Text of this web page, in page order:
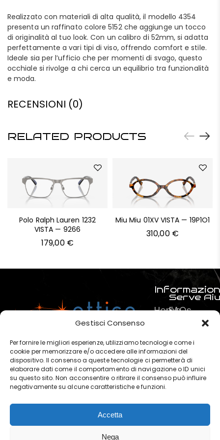
Gestisci Consenso
Per fornire le migliori esperienze, utilizziamo tecnologie come i
cookie per memorizzare e/o accedere alle informazioni del
dispositivo. Il consenso a queste tecnologie ci permetterà di
elaborare dati come il comportamento di navigazione o ID unici
su questo sito. Non acconsentire o ritirare il consenso può influire
negativamente su alcune caratteristiche e funzioni.
Accetta
Nega
Realizzato con materiali di alta qualità, il modello 4354
presenta un raffinato colore 5152 che aggiunge un tocco
di originalità al tuo look. Con un calibro di 52mm, si adatta
perfettamente a vari tipi di viso, offrendo comfort e stile.
Ideale sia per l’ufficio che per momenti di svago, questo
occhiale si rivolge a chi cerca un equilibrio tra funzionalità
e moda.
RECENSIONI (0)
RELATED PRODUCTS
Polo Ralph Lauren 1232
VISTA — 9266
179,00 €
Miu Miu 01XV VISTA — 19P1O1
310,00 €
Home
Chi
siamo
?
Contatti
Serve
FAQs
Pagamenti
Termini e
Privacy &